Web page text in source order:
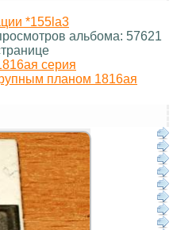
*155la3
альбома: 57621
серия
планом 1816ая